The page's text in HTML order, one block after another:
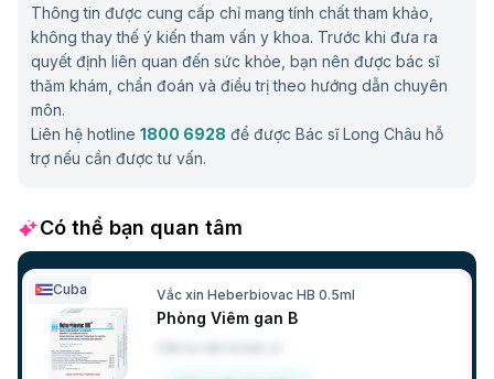
Thông tin được cung cấp chỉ mang tính chất tham khảo,
không thay thế ý kiến tham vấn y khoa. Trước khi đưa ra
quyết định liên quan đến sức khỏe, bạn nên được bác sĩ
thăm khám, chẩn đoán và điều trị theo hướng dẫn chuyên
môn.
Liên hệ hotline 1800 6928 để được Bác sĩ Long Châu hỗ
trợ nếu cần được tư vấn.
Có thể bạn quan tâm
Cuba Vắc xin Heberbiovac HB 0.5ml
Phòng Viêm gan B